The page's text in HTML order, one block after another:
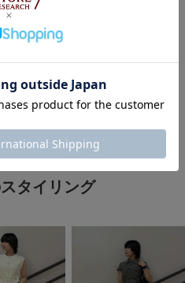
出かけコーデ
タイリング